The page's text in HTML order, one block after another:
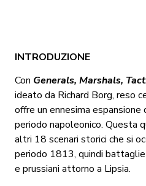
INTRODUZIONE
Con Generals, Marshals,
ideato da Richard Borg, reso
offre un ennesima
periodo napoleonico. Questa
altri 18 scenari storici che si
periodo 1813, quindi battaglie
e prussiani attorno a Lipsia.